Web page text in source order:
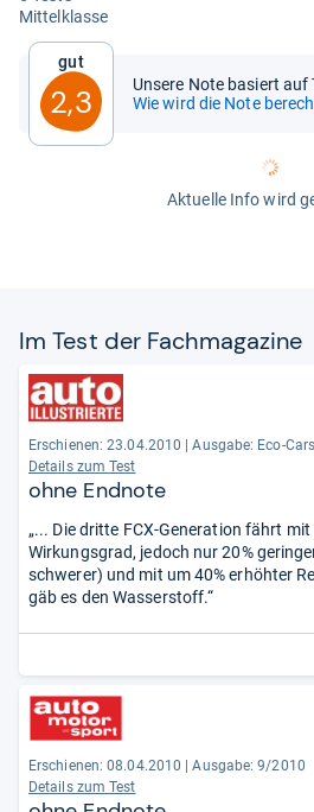
Mit­tel­klasse
Gut
2,3
Unsere Note basiert auf
Wie wird die Note
Aktuelle Info wird
Im Test der Fach­ma­ga­zine
Erschienen: 23.04.2010
Ausgabe: Eco-
Details zum Test
ohne Endnote
„... Die dritte FCX-Generation fährt mit
Wirkungsgrad, jedoch nur 20%
schwerer) und mit um 40% erhöhter
gäb es den Wasserstoff.“
Erschienen: 08.04.2010
Ausgabe: 9/2010
Details zum Test